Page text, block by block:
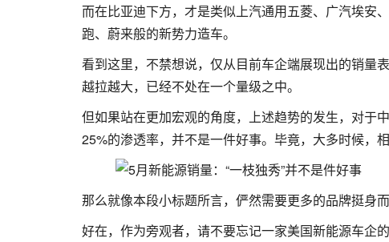
而在比亚迪下方，才是类似上汽通用五菱、广汽埃安
跑、蔚来般的新势力造车。
看到这里，不禁想说，仅从目前车企端展现出的销量
越拉越大，已经不处在一个量级之中。
但如果站在更加宏观的角度，上述趋势的发生，对于
25%的渗透率，并不是一件好事。毕竟，大多时候，
那么就像本段小标题所言，俨然需要更多的品牌挺身
好在，作为旁观者，请不要忘记一家美国新能源车企